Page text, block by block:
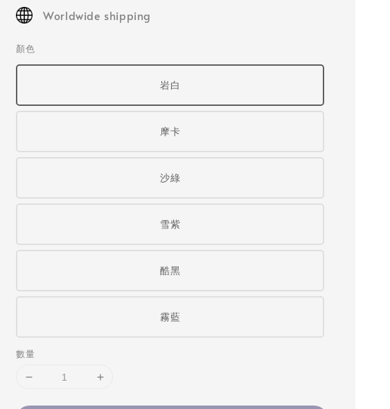
Worldwide shipping
顏色
岩白
摩卡
沙綠
雪紫
酷黑
霧藍
數量